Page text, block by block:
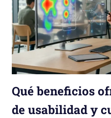
Qué beneficios
de usabilidad y